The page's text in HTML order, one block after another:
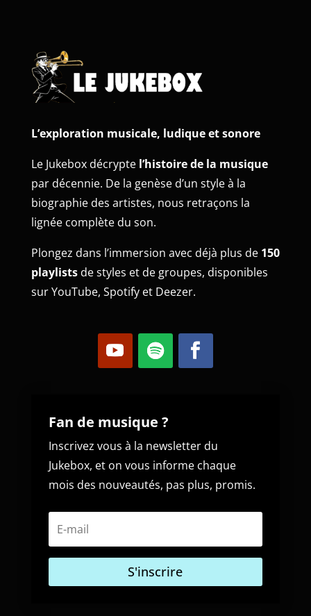
L’exploration musicale, ludique et sonore
Le Jukebox décryptel’histoire de la musique
par décennie. De la genèse d’un style à la
biographie des artistes, nous retraçons la
lignée complète du son.
Plongez dans l’immersion avec déjà plus de 150
playlistsde styles et de groupes, disponibles
sur YouTube, Spotify et Deezer.
Fan de musique ?
Inscrivez vous à la newsletter du
Jukebox, et on vous informe chaque
mois des nouveautés, pas plus, promis.
S'inscrire